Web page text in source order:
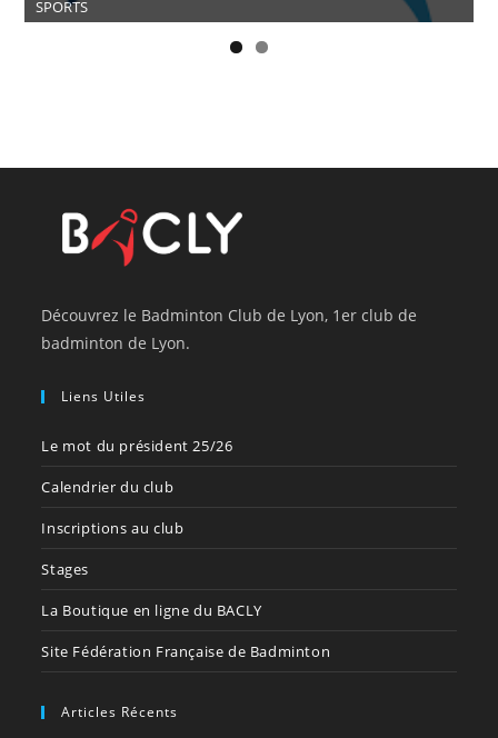
SPORTS
Découvrez le Badminton Club de Lyon, 1er club de
badminton de Lyon.
Liens Utiles
Le mot du président 25/26
Calendrier du club
Inscriptions au club
Stages
La Boutique en ligne du BACLY
Site Fédération Française de Badminton
Articles Récents